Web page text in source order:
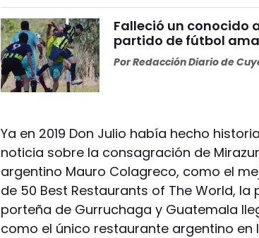
Falleció un conocido
partido de fútbol
PorRedacción Diario de
Ya en 2019 Don Julio había hecho
noticia sobre la consagración de
argentino Mauro Colagreco, como el
de 50 Best Restaurants of The World,
porteña de Gurruchaga y Guatemala
como el único restaurante argentino en